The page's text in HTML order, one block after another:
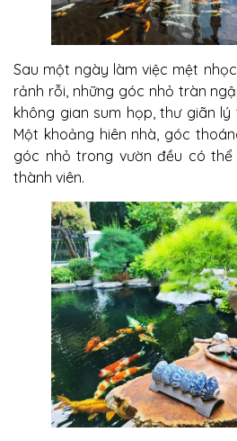
Sau một ngày làm việc mệt
rảnh rỗi, những góc nhỏ tràn
không gian sum họp, thư giãn
Một khoảng hiên nhà, góc
góc nhỏ trong vườn đều có
thành viên.